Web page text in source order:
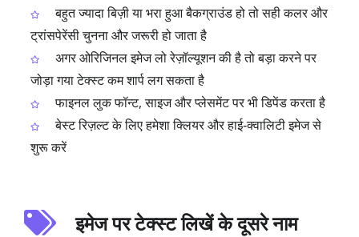
बहुत ज्यादा बिज़ी या भरा हुआ बैकग्राउंड हो तो सही कलर और
ट्रांसपेरेंसी चुनना और जरूरी हो जाता है
अगर ओरिजिनल इमेज लो रेज़ॉल्यूशन की है तो बड़ा करने पर
जोड़ा गया टेक्स्ट कम शार्प लग सकता है
फाइनल लुक फॉन्ट, साइज और प्लेसमेंट पर भी डिपेंड करता है
बेस्ट रिज़ल्ट के लिए हमेशा क्लियर और हाई‑क्वालिटी इमेज से
शुरू करें
इमेज पर टेक्स्ट लिखें के दूसरे नाम